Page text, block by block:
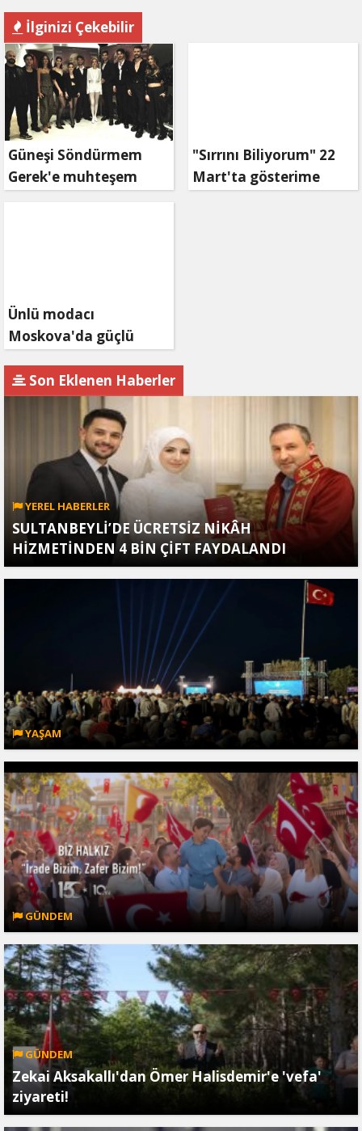
İlginizi Çekebilir
Güneşi Söndürmem
Gerek'e muhteşem
"Sırrını Biliyorum" 22
Mart'ta gösterime
Ünlü modacı
Moskova'da güçlü
Son Eklenen Haberler
YEREL HABERLER
SULTANBEYLİ’DE ÜCRETSİZ NİKÂH
HİZMETİNDEN 4 BİN ÇİFT FAYDALANDI
YAŞAM
GÜNDEM
GÜNDEM
Zekai Aksakallı'dan Ömer Halisdemir'e 'vefa'
ziyareti!